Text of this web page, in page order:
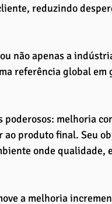
reduzindo
não apenas a
referência global em
melhoria
produto final. Seu
onde qualidade,
a melhoria